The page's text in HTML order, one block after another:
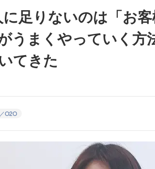
に足りないのは「お
うまくやっていく方
てきた
O2O